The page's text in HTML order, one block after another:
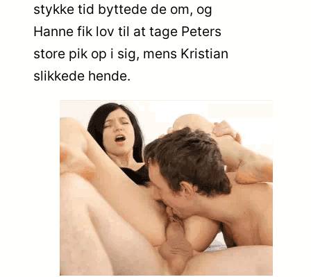
stykke tid byttede de om, og
Hanne fik lov til at tage Peters
store pik op i sig, mens Kristian
slikkede hende.